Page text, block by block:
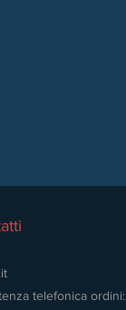
telefonica ordini: